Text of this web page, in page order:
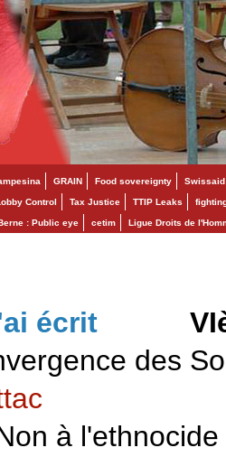
GRAIN Food sovereignty Swissaid
Control Tax Justice TTIP Leaks
: Public eye cetim Ligue Droits de
écrit
des
à l'ethnocide